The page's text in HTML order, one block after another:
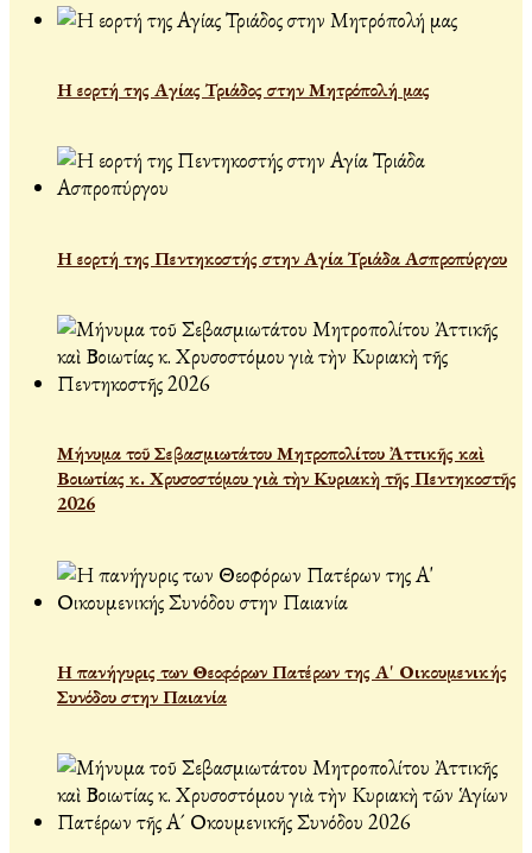
Η εορτή της Αγίας Τριάδος στην Μητρόπολή μας
Η εορτή της Πεντηκοστής στην Αγία Τριάδα Ασπροπύργου
Μήνυμα τοῦ Σεβασμιωτάτου Μητροπολίτου Ἀττικῆς καὶ
Βοιωτίας κ. Χρυσοστόμου γιὰ τὴν Κυριακὴ τῆς Πεντηκοστῆς
2026
Η πανήγυρις των Θεοφόρων Πατέρων της Α' Οικουμενικής
Συνόδου στην Παιανία